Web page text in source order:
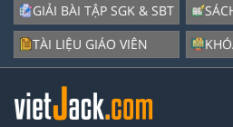
GIẢI BÀI TẬP SGK & SBT
TÀI LIỆU GIÁO VIÊN